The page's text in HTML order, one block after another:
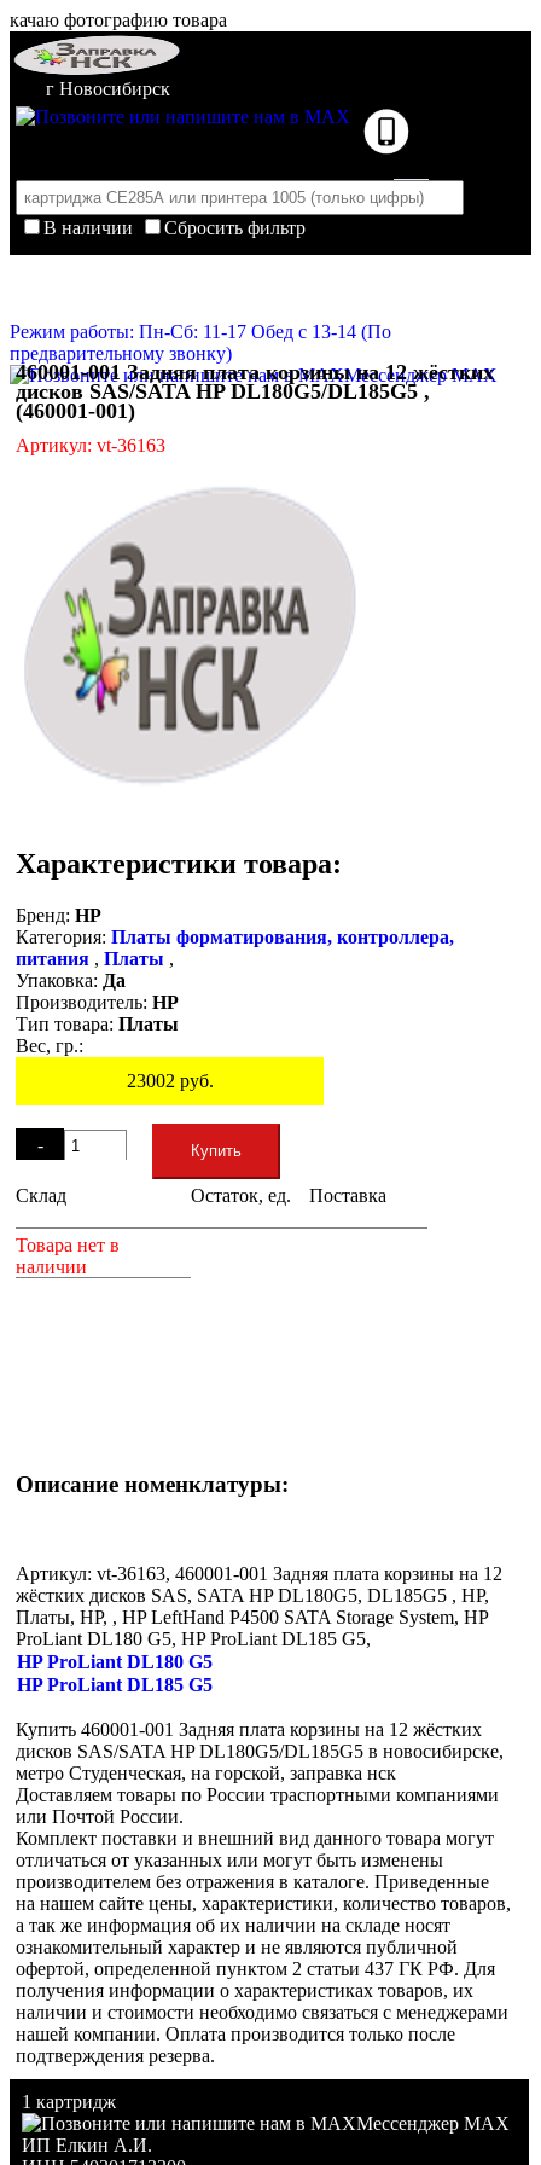
качаю фотографию товара
г Новосибирск
В наличии
Сбросить фильтр
Корзина пуста
Режим работы: Пн-Сб: 11-17 Обед с 13-14 (По
предварительному звонку)
Мессенджер MAX
460001-001 Задняя плата корзины на 12 жёстких
дисков SAS/SATA HP DL180G5/DL185G5 ,
(460001-001)
Артикул: vt-36163
Характеристики товара:
Бренд: HP
Категория: Платы форматирования, контроллера,
питания , Платы ,
Упаковка: Да
Производитель: HP
Тип товара: Платы
Вес, гр.:
23002 руб.
-
+
Купить
Склад Остаток, ед. Поставка
Товара нет в
наличии
Описание номенклатуры:
Артикул: vt-36163, 460001-001 Задняя плата корзины на 12
жёстких дисков SAS, SATA HP DL180G5, DL185G5 , HP,
Платы, HP, , HP LeftHand P4500 SATA Storage System, HP
ProLiant DL180 G5, HP ProLiant DL185 G5,
HP ProLiant DL180 G5
HP ProLiant DL185 G5
Купить 460001-001 Задняя плата корзины на 12 жёстких
дисков SAS/SATA HP DL180G5/DL185G5 в новосибирске,
метро Студенческая, на горской, заправка нск
Доставляем товары по России траспортными компаниями
или Почтой России.
Комплект поставки и внешний вид данного товара могут
отличаться от указанных или могут быть изменены
производителем без отражения в каталоге. Приведенные
на нашем сайте цены, характеристики, количество товаров,
а так же информация об их наличии на складе носят
ознакомительный характер и не являются публичной
офертой, определенной пунктом 2 статьи 437 ГК РФ. Для
получения информации о характеристиках товаров, их
наличии и стоимости необходимо связаться с менеджерами
нашей компании. Оплата производится только после
подтверждения резерва.
1 картридж
Мессенджер MAX
ИП Елкин А.И.